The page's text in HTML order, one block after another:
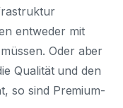
entweder mit
Oder aber
Qualität und den
so sind Premium-